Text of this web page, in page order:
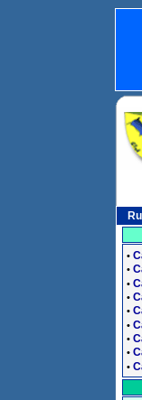
•
•
•
•
•
•
•
•
•